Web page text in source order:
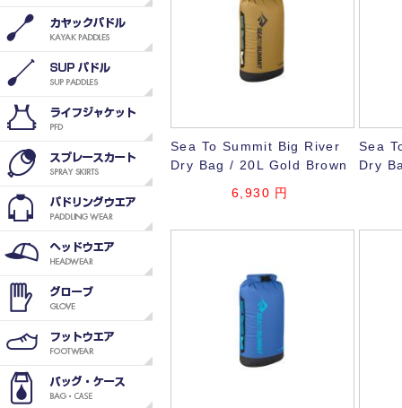
Sea To Summit Big River
Dry Bag / 20L Gold Brown
6,930 円
Sea
Dry